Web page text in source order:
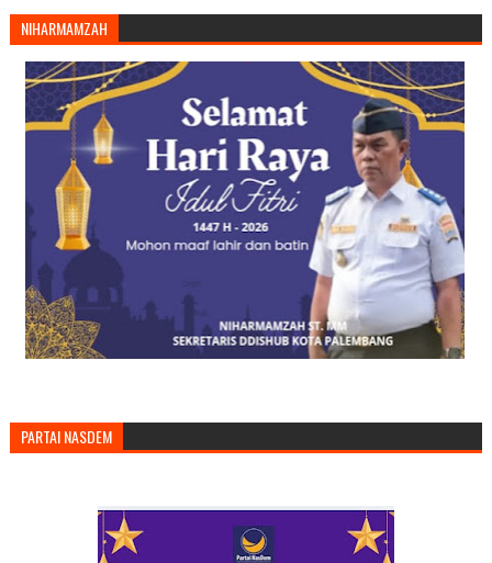
NIHARMAMZAH
PARTAI NASDEM